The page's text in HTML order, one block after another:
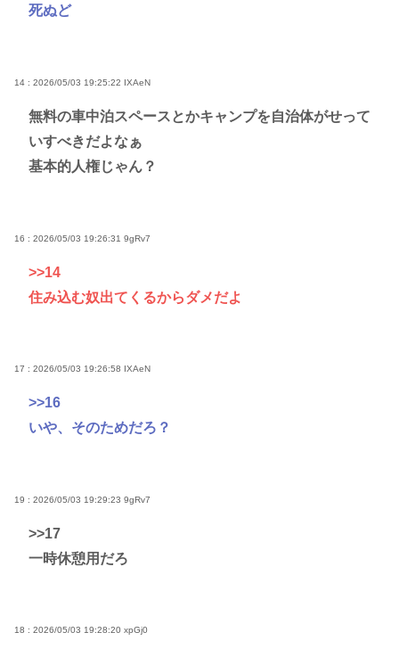
死ぬど
14 : 2026/05/03 19:25:22 IXAeN
無料の車中泊スペースとかキャンプを自治体がせって
いすべきだよなぁ
基本的人権じゃん？
16 : 2026/05/03 19:26:31 9gRv7
>>14
住み込む奴出てくるからダメだよ
17 : 2026/05/03 19:26:58 IXAeN
>>16
いや、そのためだろ？
19 : 2026/05/03 19:29:23 9gRv7
>>17
一時休憩用だろ
18 : 2026/05/03 19:28:20 xpGj0